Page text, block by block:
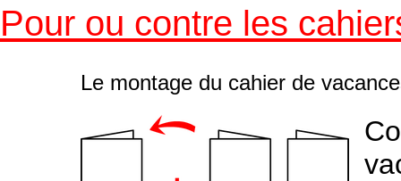
Pour ou contre les
Le montage du cahier de